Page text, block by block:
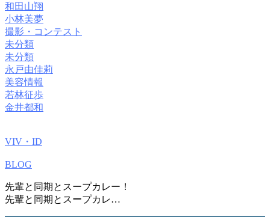
和田山翔
小林美夢
撮影・コンテスト
未分類
未分類
永戸由佳莉
美容情報
若林征歩
金井都和
VIV・ID
BLOG
先輩と同期とスープカレー！
先輩と同期とスープカレ…